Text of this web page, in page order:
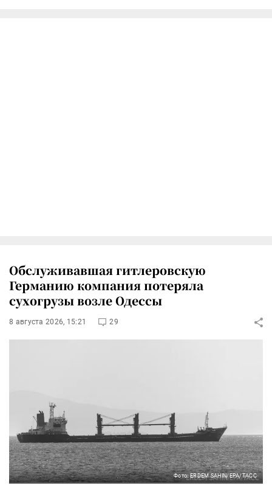
Обслуживавшая гитлеровскую
Германию компания потеряла
сухогрузы возле Одессы
8 августа 2026, 15:21 29
Фото: ERDEM SAHIN/EPA/ТАСС